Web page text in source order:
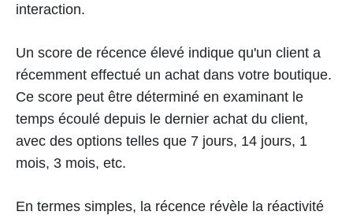
interaction.
Un score de récence élevé indique qu'un client a
récemment effectué un achat dans votre boutique.
Ce score peut être déterminé en examinant le
temps écoulé depuis le dernier achat du client,
avec des options telles que 7 jours, 14 jours, 1
mois, 3 mois, etc.
En termes simples, la récence révèle la réactivité